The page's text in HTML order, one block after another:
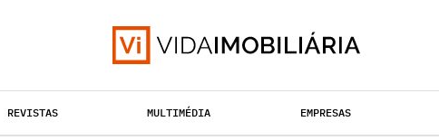
REVISTAS MULTIMÉDIA EMPRESAS